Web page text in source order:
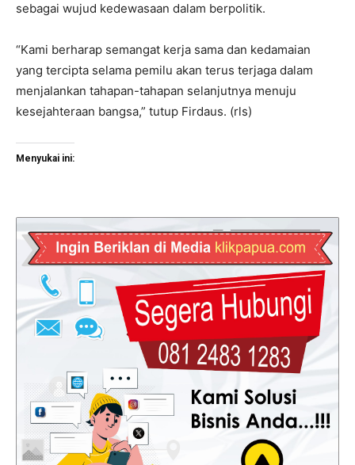
sebagai wujud kedewasaan dalam berpolitik.
“Kami berharap semangat kerja sama dan kedamaian
yang tercipta selama pemilu akan terus terjaga dalam
menjalankan tahapan-tahapan selanjutnya menuju
kesejahteraan bangsa,” tutup Firdaus. (rls)
Menyukai ini: